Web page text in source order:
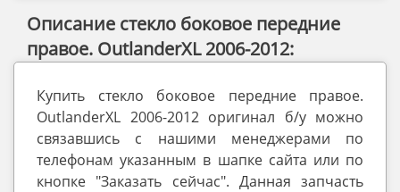
Описание стекло боковое передние
правое. OutlanderXL 2006-2012:
Купить стекло боковое передние правое.
OutlanderXL 2006-2012 оригинал б/у можно
связавшись с нашими менеджерами по
телефонам указанным в шапке сайта или по
кнопке "Заказать сейчас". Данная запчасть